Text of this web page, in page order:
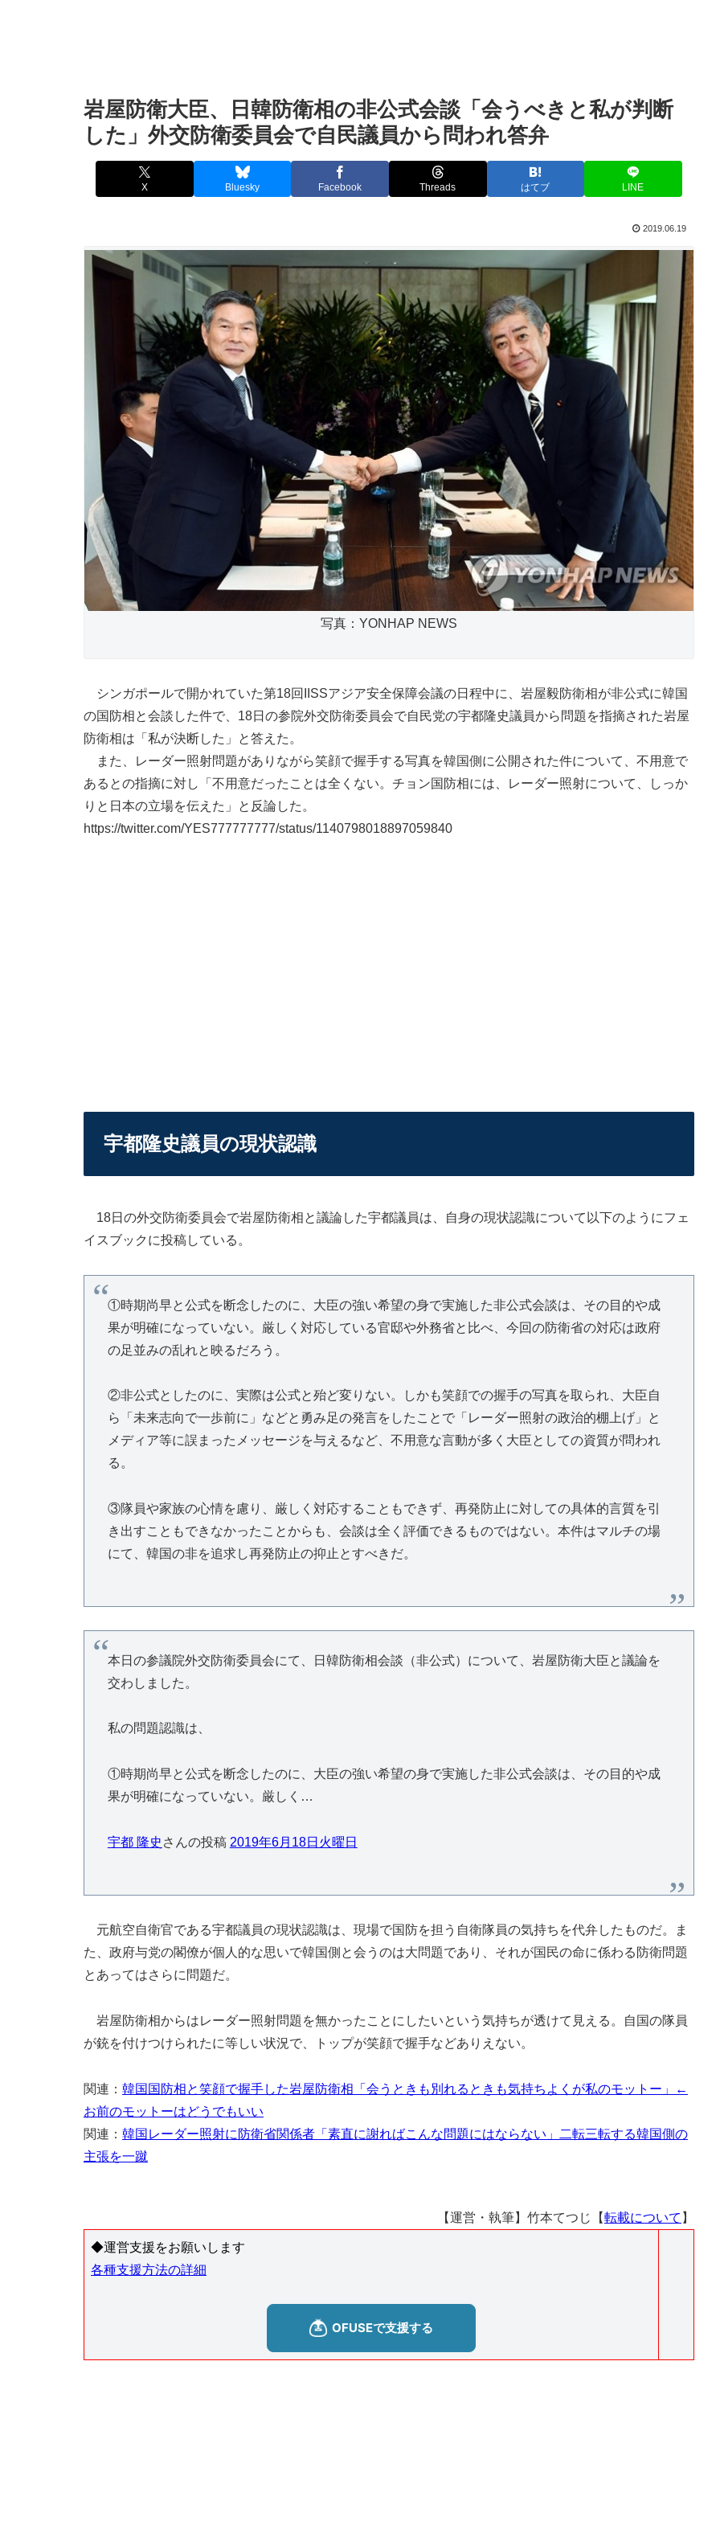
岩屋防衛大臣、日韓防衛相の非公式会談「会うべきと私が判断
した」外交防衛委員会で自民議員から問われ答弁
X Bluesky Facebook Threads はてブ LINE
2019.06.19
写真：YONHAP NEWS
シンガポールで開かれていた第18回IISSアジア安全保障会議の日程中に、岩屋毅防衛相が非公式に韓国
の国防相と会談した件で、18日の参院外交防衛委員会で自民党の宇都隆史議員から問題を指摘された岩屋
防衛相は「私が決断した」と答えた。
また、レーダー照射問題がありながら笑顔で握手する写真を韓国側に公開された件について、不用意で
あるとの指摘に対し「不用意だったことは全くない。チョン国防相には、レーダー照射について、しっか
りと日本の立場を伝えた」と反論した。
https://twitter.com/YES777777777/status/1140798018897059840
宇都隆史議員の現状認識
18日の外交防衛委員会で岩屋防衛相と議論した宇都議員は、自身の現状認識について以下のようにフェ
イスブックに投稿している。
①時期尚早と公式を断念したのに、大臣の強い希望の身で実施した非公式会談は、その目的や成
果が明確になっていない。厳しく対応している官邸や外務省と比べ、今回の防衛省の対応は政府
の足並みの乱れと映るだろう。
②非公式としたのに、実際は公式と殆ど変りない。しかも笑顔での握手の写真を取られ、大臣自
ら「未来志向で一歩前に」などと勇み足の発言をしたことで「レーダー照射の政治的棚上げ」と
メディア等に誤まったメッセージを与えるなど、不用意な言動が多く大臣としての資質が問われ
る。
③隊員や家族の心情を慮り、厳しく対応することもできず、再発防止に対しての具体的言質を引
き出すこともできなかったことからも、会談は全く評価できるものではない。本件はマルチの場
にて、韓国の非を追求し再発防止の抑止とすべきだ。
本日の参議院外交防衛委員会にて、日韓防衛相会談（非公式）について、岩屋防衛大臣と議論を
交わしました。
私の問題認識は、
①時期尚早と公式を断念したのに、大臣の強い希望の身で実施した非公式会談は、その目的や成
果が明確になっていない。厳しく…
宇都 隆史 さんの投稿 2019年6月18日火曜日
元航空自衛官である宇都議員の現状認識は、現場で国防を担う自衛隊員の気持ちを代弁したものだ。ま
た、政府与党の閣僚が個人的な思いで韓国側と会うのは大問題であり、それが国民の命に係わる防衛問題
とあってはさらに問題だ。
岩屋防衛相からはレーダー照射問題を無かったことにしたいという気持ちが透けて見える。自国の隊員
が銃を付けつけられたに等しい状況で、トップが笑顔で握手などありえない。
関連： 韓国国防相と笑顔で握手した岩屋防衛相「会うときも別れるときも気持ちよくが私のモットー」←
お前のモットーはどうでもいい
関連： 韓国レーダー照射に防衛省関係者「素直に謝ればこんな問題にはならない」二転三転する韓国側の
主張を一蹴
【運営・執筆】竹本てつじ【転載について 】
◆運営支援をお願いします
各種支援方法の詳細